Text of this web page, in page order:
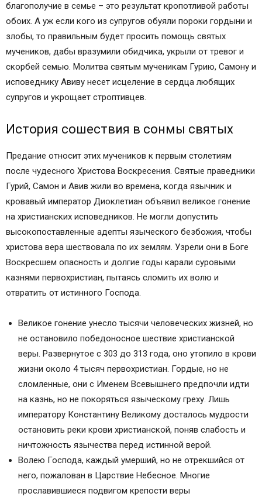
благополучие в семье – это результат кропотливой работы
обоих. А уж если кого из супругов обуяли пороки гордыни и
злобы, то правильным будет просить помощь святых
мучеников, дабы вразумили обидчика, укрыли от тревог и
скорбей семью. Молитва святым мученикам Гурию, Самону и
исповеднику Авиву несет исцеление в сердца любящих
супругов и укрощает строптивцев.
История сошествия в сонмы святых
Предание относит этих мучеников к первым столетиям
после чудесного Христова Воскресения. Святые праведники
Гурий, Самон и Авив жили во времена, когда язычник и
кровавый император Диоклетиан объявил великое гонение
на христианских исповедников. Не могли допустить
высокопоставленные адепты языческого безбожия, чтобы
христова вера шествовала по их землям. Узрели они в Боге
Воскресшем опасность и долгие годы карали суровыми
казнями первохристиан, пытаясь сломить их волю и
отвратить от истинного Господа.
Великое гонение унесло тысячи человеческих жизней, но
не остановило победоносное шествие христианской
веры. Развернутое с 303 до 313 года, оно утопило в крови
жизни около 4 тысяч первохристиан. Гордые, но не
сломленные, они с Именем Всевышнего предпочли идти
на казнь, но не покоряться языческому греху. Лишь
императору Константину Великому досталось мудрости
остановить реки крови христианской, поняв слабость и
ничтожность язычества перед истинной верой.
Волею Господа, каждый умерший, но не отрекшийся от
него, пожалован в Царствие Небесное. Многие
прославившиеся подвигом крепости веры